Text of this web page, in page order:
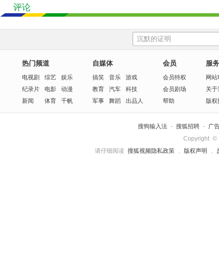
评论
热门频道
电视剧
纪录片
新闻
综艺
电影
体育
娱乐
动漫
千帆
自媒体
搞笑
教育
军事
音乐
汽车
舞蹈
游戏
科技
出品人
会员
会员特权
会员剧场
帮助
服务
网
关于
版权
搜狗输入法 - 搜狐招聘 - 广
Copyright©
请仔细阅读搜狐视频隐私政策 、 版权声明 、